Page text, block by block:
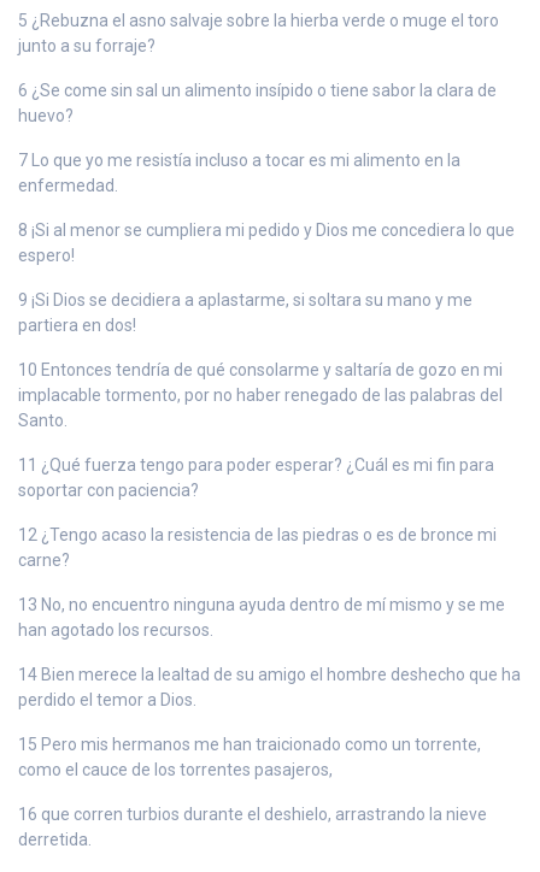
5 ¿Rebuzna el asno salvaje sobre la hierba verde o muge el toro
junto a su forraje?
6 ¿Se come sin sal un alimento insípido o tiene sabor la clara de
huevo?
7 Lo que yo me resistía incluso a tocar es mi alimento en la
enfermedad.
8 ¡Si al menor se cumpliera mi pedido y Dios me concediera lo que
espero!
9 ¡Si Dios se decidiera a aplastarme, si soltara su mano y me
partiera en dos!
10 Entonces tendría de qué consolarme y saltaría de gozo en mi
implacable tormento, por no haber renegado de las palabras del
Santo.
11 ¿Qué fuerza tengo para poder esperar? ¿Cuál es mi fin para
soportar con paciencia?
12 ¿Tengo acaso la resistencia de las piedras o es de bronce mi
carne?
13 No, no encuentro ninguna ayuda dentro de mí mismo y se me
han agotado los recursos.
14 Bien merece la lealtad de su amigo el hombre deshecho que ha
perdido el temor a Dios.
15 Pero mis hermanos me han traicionado como un torrente,
como el cauce de los torrentes pasajeros,
16 que corren turbios durante el deshielo, arrastrando la nieve
derretida.